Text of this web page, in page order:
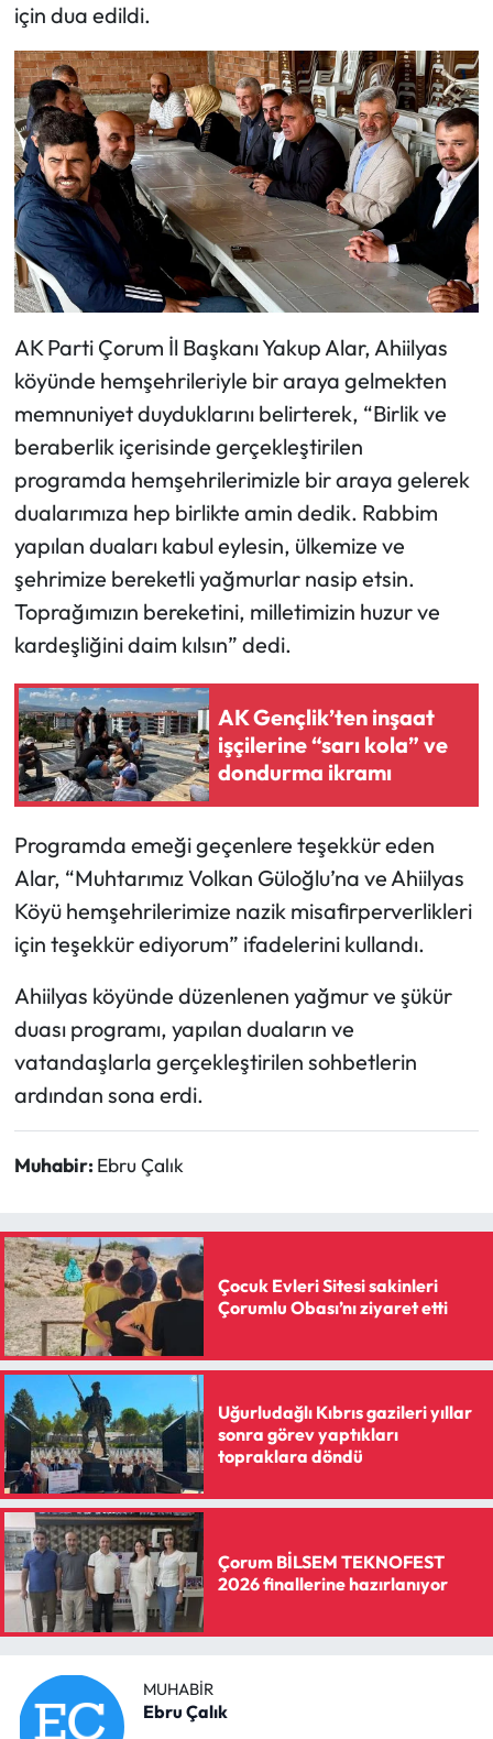
için dua edildi.
AK Parti Çorum İl Başkanı Yakup Alar, Ahiilyas
köyünde hemşehrileriyle bir araya gelmekten
memnuniyet duyduklarını belirterek, “Birlik ve
beraberlik içerisinde gerçekleştirilen
programda hemşehrilerimizle bir araya gelerek
dualarımıza hep birlikte amin dedik. Rabbim
yapılan duaları kabul eylesin, ülkemize ve
şehrimize bereketli yağmurlar nasip etsin.
Toprağımızın bereketini, milletimizin huzur ve
kardeşliğini daim kılsın” dedi.
AK Gençlik’ten inşaat
işçilerine “sarı kola” ve
dondurma ikramı
Programda emeği geçenlere teşekkür eden
Alar, “Muhtarımız Volkan Güloğlu’na ve Ahiilyas
Köyü hemşehrilerimize nazik misafirperverlikleri
için teşekkür ediyorum” ifadelerini kullandı.
Ahiilyas köyünde düzenlenen yağmur ve şükür
duası programı, yapılan duaların ve
vatandaşlarla gerçekleştirilen sohbetlerin
ardından sona erdi.
Muhabir: Ebru Çalık
Çocuk Evleri Sitesi sakinleri
Çorumlu Obası’nı ziyaret etti
Uğurludağlı Kıbrıs gazileri yıllar
sonra görev yaptıkları
topraklara döndü
Çorum BİLSEM TEKNOFEST
2026 finallerine hazırlanıyor
MUHABIR
Ebru Çalık
Resmi İlan
Resmi Reklam
Sağlık
Siyaset
Sungurlu Haberleri
Turizm
Uğurludağ Haberleri
Yaşam
Yayla Haber
Yemek Tarifleri
Yerel Haberler